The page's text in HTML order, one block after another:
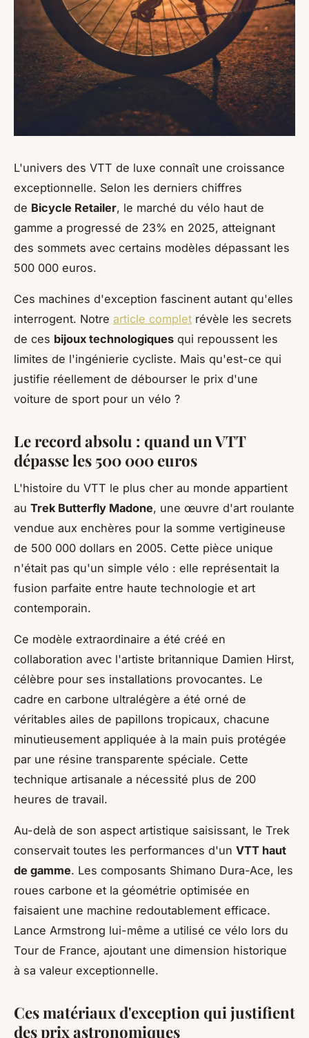
L'univers des VTT de luxe connaît une croissance
exceptionnelle. Selon les derniers chiffres
de Bicycle Retailer, le marché du vélo haut de
gamme a progressé de 23% en 2025, atteignant
des sommets avec certains modèles dépassant les
500 000 euros.
Ces machines d'exception fascinent autant qu'elles
interrogent. Notre article complet révèle les secrets
de ces bijoux technologiques qui repoussent les
limites de l'ingénierie cycliste. Mais qu'est-ce qui
justifie réellement de débourser le prix d'une
voiture de sport pour un vélo ?
Le record absolu : quand un VTT
dépasse les 500 000 euros
L'histoire du VTT le plus cher au monde appartient
au Trek Butterfly Madone, une œuvre d'art roulante
vendue aux enchères pour la somme vertigineuse
de 500 000 dollars en 2005. Cette pièce unique
n'était pas qu'un simple vélo : elle représentait la
fusion parfaite entre haute technologie et art
contemporain.
Ce modèle extraordinaire a été créé en
collaboration avec l'artiste britannique Damien Hirst,
célèbre pour ses installations provocantes. Le
cadre en carbone ultralégère a été orné de
véritables ailes de papillons tropicaux, chacune
minutieusement appliquée à la main puis protégée
par une résine transparente spéciale. Cette
technique artisanale a nécessité plus de 200
heures de travail.
Au-delà de son aspect artistique saisissant, le Trek
conservait toutes les performances d'un VTT haut
de gamme. Les composants Shimano Dura-Ace, les
roues carbone et la géométrie optimisée en
faisaient une machine redoutablement efficace.
Lance Armstrong lui-même a utilisé ce vélo lors du
Tour de France, ajoutant une dimension historique
à sa valeur exceptionnelle.
Ces matériaux d'exception qui justifient
des prix astronomiques